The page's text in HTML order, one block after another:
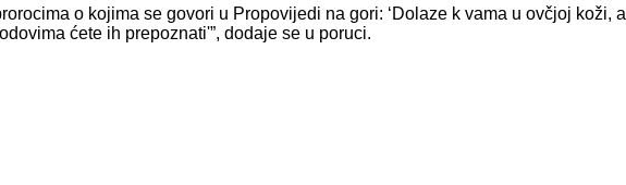
o kojima se govori u Propovijedi na gori: ‘Dolaze k vama u ovčjoj koži, a
ćete ih prepoznati'”, dodaje se u poruci.